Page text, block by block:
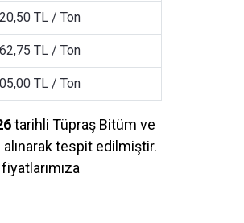
TL / Ton
TL / Ton
TL / Ton
tarihli Tüpraş Bitüm ve
tespit edilmiştir.